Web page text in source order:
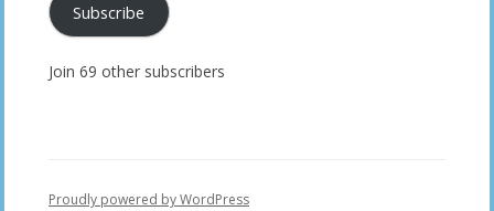
Subscribe
Join 69 other subscribers
Proudly powered by WordPress